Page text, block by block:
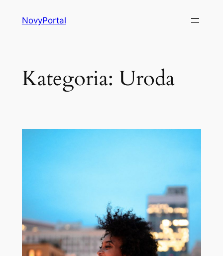
NovyPortal
Kategoria: Uroda